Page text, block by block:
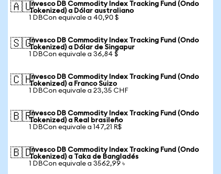
🇦🇺Invesco DB Commodity Index Tracking Fund (Ondo
Tokenized) a Dólar australiano
1 DBCon equivale a 40,90 $
🇸🇬Invesco DB Commodity Index Tracking Fund (Ondo
Tokenized) a Dólar de Singapur
1 DBCon equivale a 36,84 $
🇨🇭Invesco DB Commodity Index Tracking Fund (Ondo
Tokenized) a Franco Suizo
1 DBCon equivale a 23,35 CHF
🇧🇷Invesco DB Commodity Index Tracking Fund (Ondo
Tokenized) a Real brasileño
1 DBCon equivale a 147,21 R$
🇧🇩Invesco DB Commodity Index Tracking Fund (Ondo
Tokenized) a Taka de Bangladés
1 DBCon equivale a 3562,99 ৳